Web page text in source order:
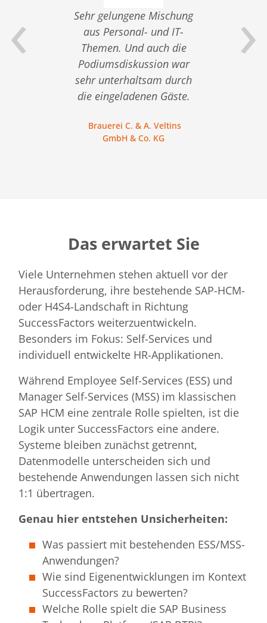
‹
Sehr gelungene Mischung
aus Personal- und IT-
Themen. Und auch die
Podiumsdiskussion war
sehr unterhaltsam durch
die eingeladenen Gäste.
Brauerei C. & A. Veltins
GmbH & Co. KG
an
›
Das erwartet Sie
Viele Unternehmen stehen aktuell vor der
Herausforderung, ihre bestehende SAP-HCM-
oder H4S4-Landschaft in Richtung
SuccessFactors weiterzuentwickeln.
Besonders im Fokus: Self-Services und
individuell entwickelte HR-Applikationen.
Während Employee Self-Services (ESS) und
Manager Self-Services (MSS) im klassischen
SAP HCM eine zentrale Rolle spielten, ist die
Logik unter SuccessFactors eine andere.
Systeme bleiben zunächst getrennt,
Datenmodelle unterscheiden sich und
bestehende Anwendungen lassen sich nicht
1:1 übertragen.
Genau hier entstehen Unsicherheiten:
Was passiert mit bestehenden ESS/MSS-
Anwendungen?
Wie sind Eigenentwicklungen im Kontext
SuccessFactors zu bewerten?
Welche Rolle spielt die SAP Business